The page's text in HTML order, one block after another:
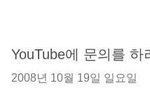
YouTube에 문의를 하
2008년 10월 19일 일요일